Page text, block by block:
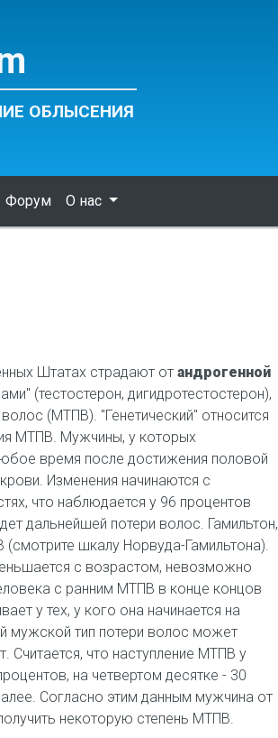
ОБЛЫСЕНИЯ
Форум О нас
Штатах страдают от андрогенной
(тестостерон, дигидротестостерон),
(МТПВ). "Генетический" относится
МТПВ. Мужчины, у которых
время после достижения половой
Изменения начинаются с
что наблюдается у 96 процентов
дальнейшей потери волос. Гамильтон,
шкалу Норвуда-Гамильтона).
с возрастом, невозможно
с ранним МТПВ в конце концов
у тех, у кого она начинается на
мужской тип потери волос может
Считается, что наступление МТПВ у
на четвертом десятке - 30
Согласно этим данным мужчина от
некоторую степень МТПВ.